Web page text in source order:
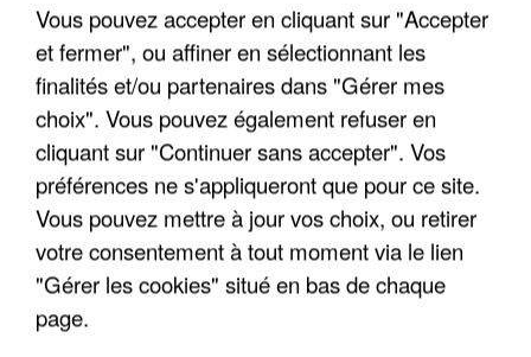
6 août 2026
Gabriel Attal et Raphaël Glucksmann visés par des
ingérences...
Vous pouvez accepter en cliquant sur "Accepter
et fermer", ou affiner en sélectionnant les
finalités et/ou partenaires dans "Gérer mes
choix". Vous pouvez également refuser en
cliquant sur "Continuer sans accepter". Vos
préférences ne s'appliqueront que pour ce site.
Vous pouvez mettre à jour vos choix, ou retirer
votre consentement à tout moment via le lien
"Gérer les cookies" situé en bas de chaque
page.